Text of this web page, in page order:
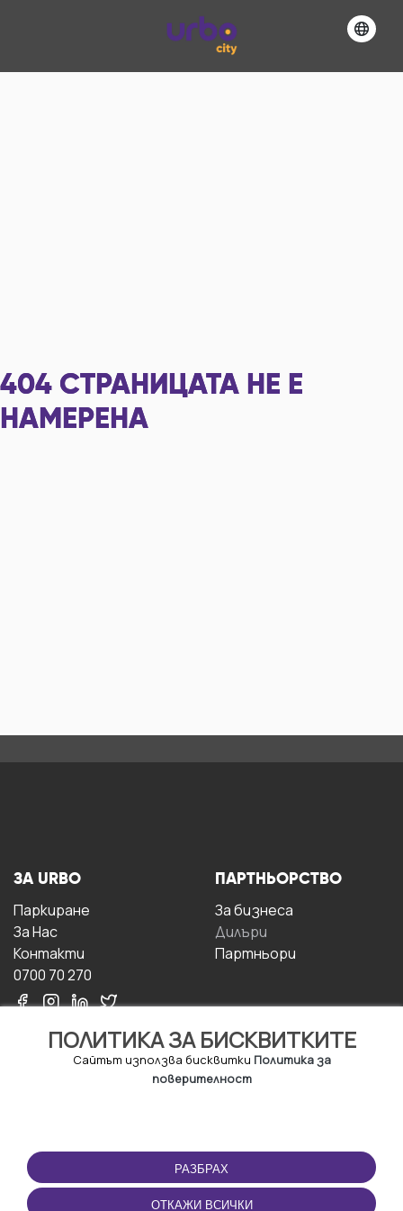
404 СТРАНИЦАТА НЕ Е
НАМЕРЕНА
ПОЛИТИКА ЗА БИСКВИТКИТЕ
Сайтът използва бисквитки Политика за
поверителност
РАЗБРАХ
ОТКАЖИ ВСИЧКИ
ЗА URBO
Паркиране
За Hас
Контакти
0700 70 270
ПАРТНЬОРСТВО
За бизнесa
Дилъри
Партньори
ПОЛЗВАНЕ
Правила и условия за
ползване
ПРИЛОЖЕНИЕТО